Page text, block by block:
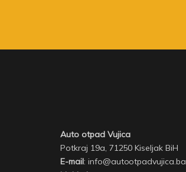
Auto otpad Vujica
Potkraj 19a, 71250 Kiseljak BiH
E-mail: info@autootpadvujica.ba